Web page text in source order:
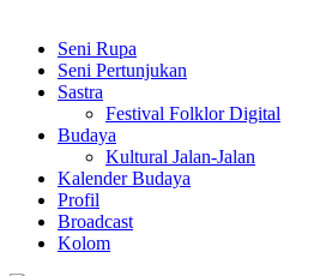
Seni Rupa
Seni Pertunjukan
Sastra
Festival Folklor Digital
Budaya
Kultural Jalan-Jalan
Kalender Budaya
Profil
Broadcast
Kolom